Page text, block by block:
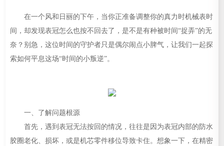
在一个风和日丽的下午，当你正准备调整你的真力时机械表时
间，却发现表冠怎么也按不回去了，是不是有种被时间“捉弄”的无
奈？别急，这位时间的守护者只是偶尔闹点小脾气，让我们一起探
索如何平息这场“时间的小叛逆”。
一、了解问题根源
首先，遇到表冠无法按回的情况，往往是因为表冠内部的防水
胶圈老化、损坏，或是机芯零件移位导致卡住。想象一下，在精密